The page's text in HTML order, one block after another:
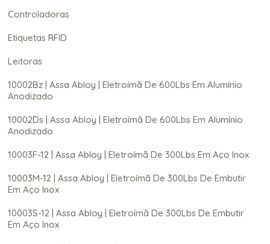
Controladoras
Etiquetas RFID
Leitoras
10002Bz | Assa Abloy | Eletroímã De 600Lbs Em Alumínio
Anodizado
10002Ds | Assa Abloy | Eletroímã De 600Lbs Em Alumínio
Anodizado
10003F-12 | Assa Abloy | Eletroímã De 300Lbs Em Aço Inox
10003M-12 | Assa Abloy | Eletroímã De 300Lbs De Embutir
Em Aço Inox
10003S-12 | Assa Abloy | Eletroímã De 300Lbs De Embutir
Em Aço Inox